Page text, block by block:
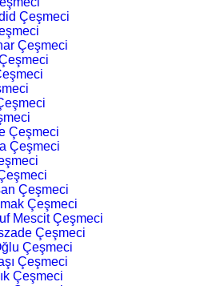
Çeşmeci
Çeşmeci
Çeşmeci
Çeşmeci
Çeşmeci
Çeşmeci
Mescit Çeşmeci
Çeşmeci
Çeşmeci
Çeşmeci
Çeşmeci